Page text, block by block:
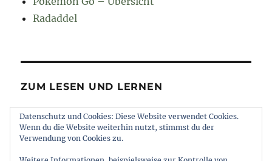
Radaddel
ZUM LESEN UND LERNEN
Euroncap
Tong
Datenschutz und Cookies: Diese Website verwendet Cookies.
Wenn du die Website weiterhin nutzt, stimmst du der
Verwendung von Cookies zu.